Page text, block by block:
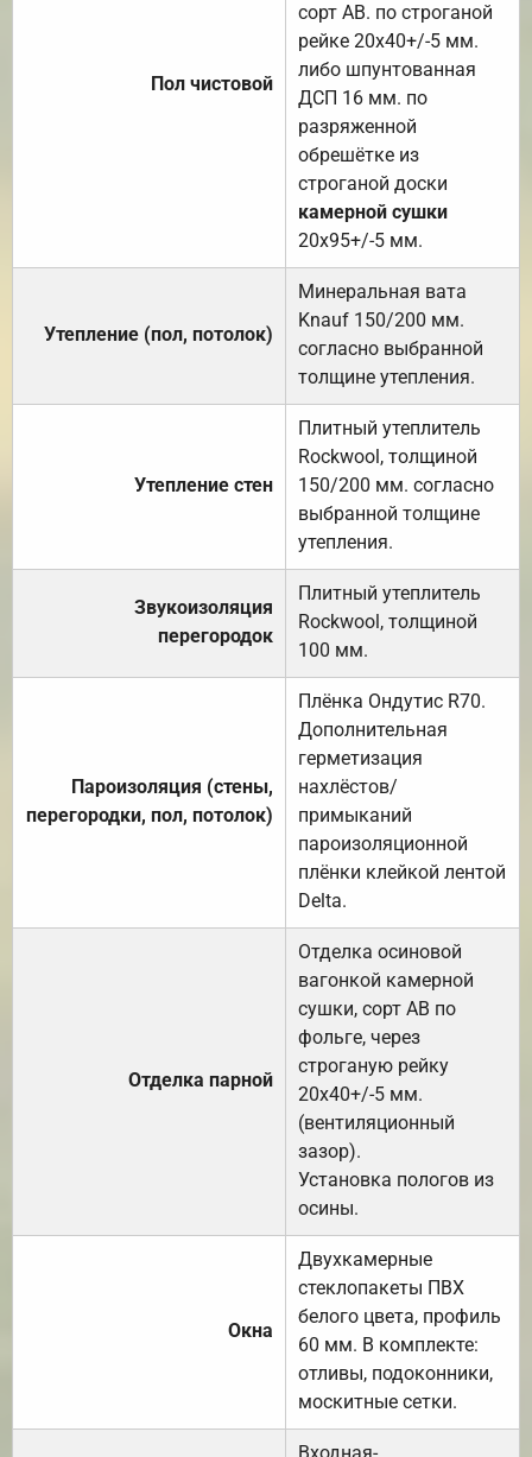
Пол чистовой
сорт АВ. по строганой
рейке 20х40+/-5 мм.
либо шпунтованная
ДСП 16 мм. по
разряженной
обрешётке из
строганой доски
камерной сушки
20х95+/-5 мм.
Утепление (пол, потолок)
Минеральная вата
Knauf 150/200 мм.
согласно выбранной
толщине утепления.
Утепление стен
Плитный утеплитель
Rockwool, толщиной
150/200 мм. согласно
выбранной толщине
утепления.
Звукоизоляция
перегородок
Плитный утеплитель
Rockwool, толщиной
100 мм.
Пароизоляция (стены,
перегородки, пол, потолок)
Плёнка Ондутис R70.
Дополнительная
герметизация
нахлёстов/
примыканий
пароизоляционной
плёнки клейкой лентой
Delta.
Отделка парной
Отделка осиновой
вагонкой камерной
сушки, сорт АВ по
фольге, через
строганую рейку
20х40+/-5 мм.
(вентиляционный
зазор).
Установка пологов из
осины.
Окна
Двухкамерные
стеклопакеты ПВХ
белого цвета, профиль
60 мм. В комплекте:
отливы, подоконники,
москитные сетки.